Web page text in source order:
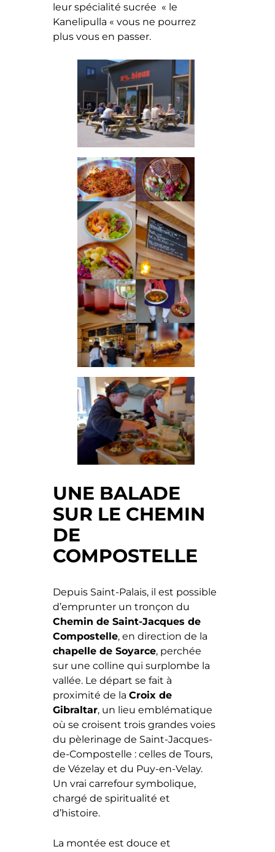
leur spécialité sucrée « le
Kanelipulla « vous ne pourrez
plus vous en passer.
UNE BALADE
SUR LE CHEMIN
DE
COMPOSTELLE
Depuis Saint-Palais, il est possible
d’emprunter un tronçon du
Chemin de Saint-Jacques de
Compostelle, en direction de la
chapelle de Soyarce, perchée
sur une colline qui surplombe la
vallée. Le départ se fait à
proximité de laCroix de
Gibraltar, un lieu emblématique
où se croisent trois grandes voies
du pèlerinage de Saint-Jacques-
de-Compostelle : celles de Tours,
de Vézelay et du Puy-en-Velay.
Un vrai carrefour symbolique,
chargé de spiritualité et
d’histoire.
La montée est douce et